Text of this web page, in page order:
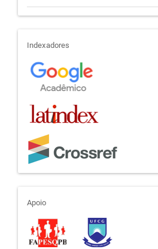
indexadores
Indexadores
apoio
Apoio